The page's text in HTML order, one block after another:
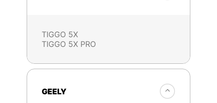
TIGGO 5X
TIGGO 5X PRO
GEELY